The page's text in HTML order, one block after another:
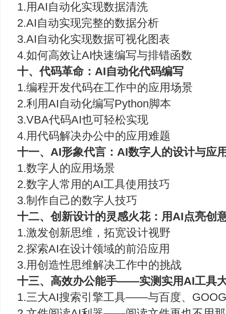
1.用AI自动化实现数据清洗
2.AI自动实现完整的数据分析
3.AI自动化实现数据可视化图表
4.如何高效让AI快速编写与排错函数
十、代码革命：AI自动化代码编写
1.编程开发代码在工作中的应用场景
2.利用AI自动化编写Python脚本
3.VBA代码AI也可轻松实现
4.用代码解决办公中的应用难题
十一、AI形象代言：AI数字人的设计与应
1.数字人的应用场景
2.数字人常用的AI工具使用技巧
3.制作自己的数字人技巧
十二、创新设计的灵感火花：用AI点亮创
1.激发创新思维，拓宽设计视野
2.探索AI在设计领域的前沿应用
3.用创造性思维解决工作中的挑战
十三、高效办公能手——实测实用AI工具
1.三大AI搜索引擎工具——与百度、